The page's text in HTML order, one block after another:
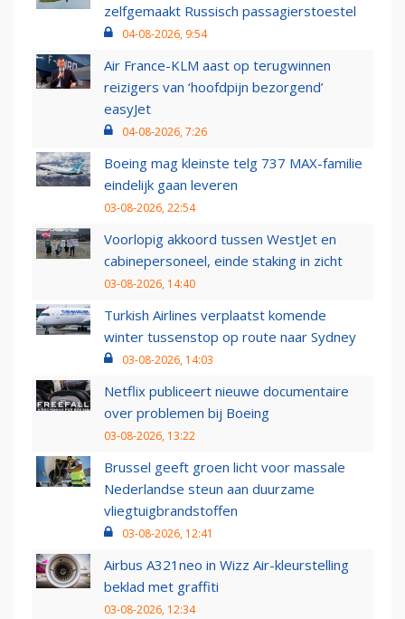
zelfgemaakt Russisch passagierstoestel
04-08-2026, 9:54
Air France-KLM aast op terugwinnen
reizigers van ‘hoofdpijn bezorgend’
easyJet
04-08-2026, 7:26
Boeing mag kleinste telg 737 MAX-familie
eindelijk gaan leveren
03-08-2026, 22:54
Voorlopig akkoord tussen WestJet en
cabinepersoneel, einde staking in zicht
03-08-2026, 14:40
Turkish Airlines verplaatst komende
winter tussenstop op route naar Sydney
03-08-2026, 14:03
Netflix publiceert nieuwe documentaire
over problemen bij Boeing
03-08-2026, 13:22
Brussel geeft groen licht voor massale
Nederlandse steun aan duurzame
vliegtuigbrandstoffen
03-08-2026, 12:41
Airbus A321neo in Wizz Air-kleurstelling
beklad met graffiti
03-08-2026, 12:34